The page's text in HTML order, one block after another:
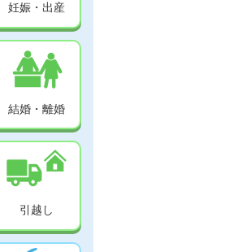
妊娠・出産
結婚・離婚
引越し